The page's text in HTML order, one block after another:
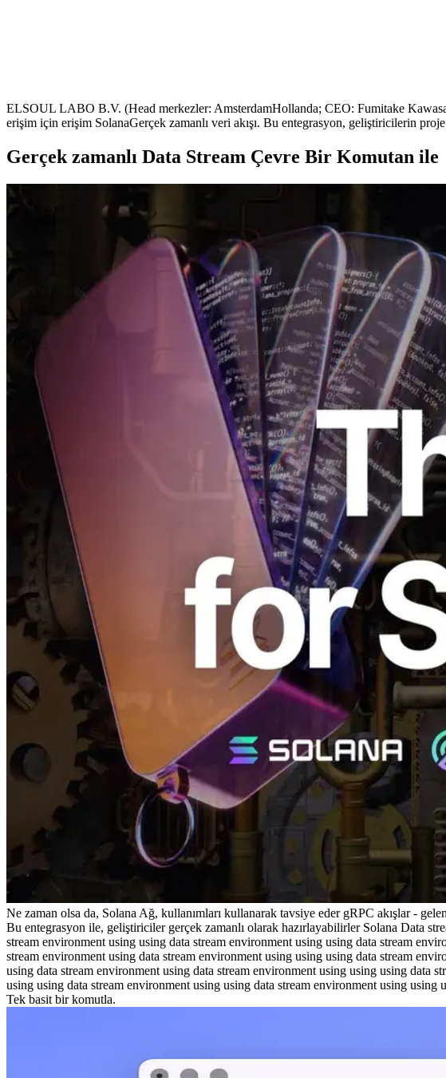
ELSOUL LABO B.V. (Head merkezler: AmsterdamHollanda; CEO: Fumitake
erişim için erişim SolanaGerçek zamanlı veri akışı. Bu entegrasyon, geliştiricilerin
Gerçek zamanlı Data Stream Çevre Bir Komutan ile
Ne zaman olsa da, Solana Ağ, kullanımları kullanarak tavsiye eder gRPC akışlar -
Bu entegrasyon ile, geliştiriciler gerçek zamanlı olarak hazırlayabilirler Solana Data
stream environment using using data stream environment using using data stream
stream environment using data stream environment using using using data stream
using data stream environment using data stream environment using using using data
using using data stream environment using using data stream environment using
Tek basit bir komutla.